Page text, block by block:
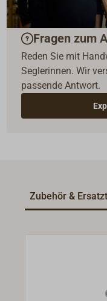
Fragen zum
Reden Sie mit
Seglerinnen. Wir
passende Antwort.
Zubehör &